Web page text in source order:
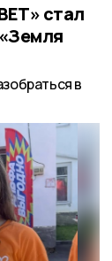
стал
в